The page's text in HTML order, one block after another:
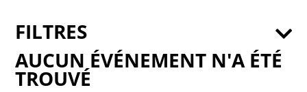
AUCUN ÉVÉNEMENT N'A ÉTÉ
TROUVÉ
FILTRES